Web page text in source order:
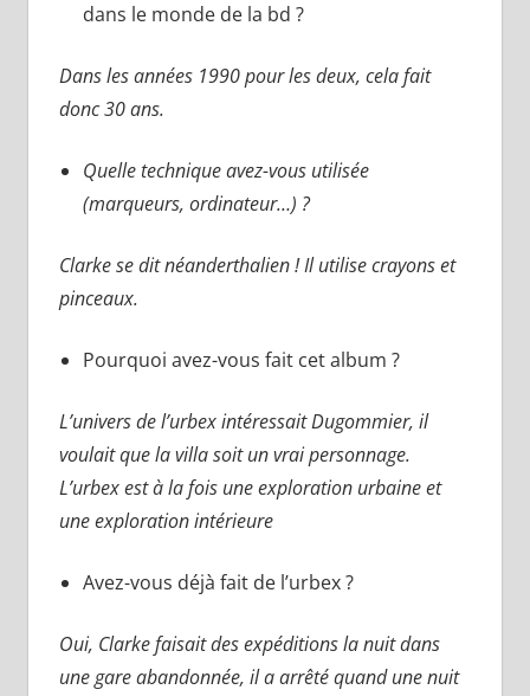
dans le monde de la bd ?
Dans les années 1990 pour les deux, cela fait
donc 30 ans.
Quelle technique avez-vous utilisée
(marqueurs, ordinateur…) ?
Clarke se dit néanderthalien ! Il utilise crayons et
pinceaux.
Pourquoi avez-vous fait cet album ?
L’univers de l’urbex intéressait Dugommier, il
voulait que la villa soit un vrai personnage.
L’urbex est à la fois une exploration urbaine et
une exploration intérieure
Avez-vous déjà fait de l’urbex ?
Oui, Clarke faisait des expéditions la nuit dans
une gare abandonnée, il a arrêté quand une nuit